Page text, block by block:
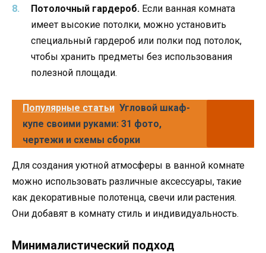
Потолочный гардероб. Если ванная комната
имеет высокие потолки, можно установить
специальный гардероб или полки под потолок,
чтобы хранить предметы без использования
полезной площади.
Популярные статьи Угловой шкаф-
купе своими руками: 31 фото,
чертежи и схемы сборки
Для создания уютной атмосферы в ванной комнате
можно использовать различные аксессуары, такие
как декоративные полотенца, свечи или растения.
Они добавят в комнату стиль и индивидуальность.
Минималистический подход